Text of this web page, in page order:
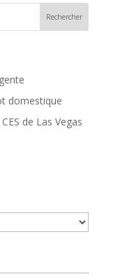
domestique
de Las Vegas